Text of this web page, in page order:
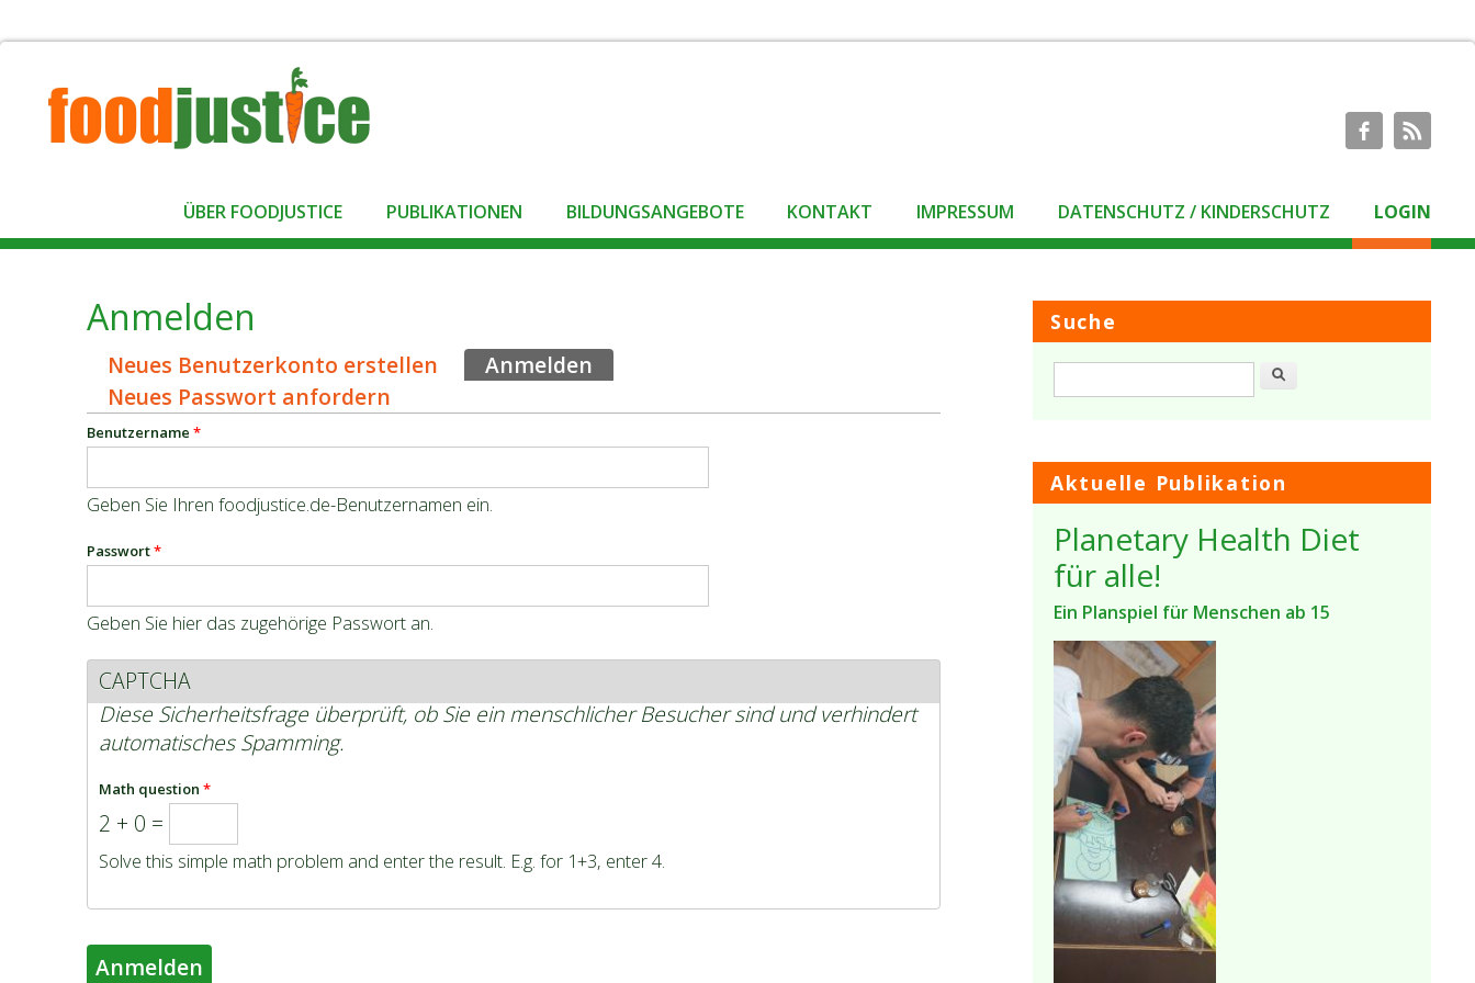
ÜBER FOODJUSTICE PUBLIKATIONEN BILDUNGSANGEBOTE KONTAKT IMPRESSUM DATENSCHUTZ / KINDERSCHUTZ LOGIN
Anmelden
Haupt-Reiter
Neues Benutzerkonto erstellen Anmelden
Neues Passwort anfordern
Benutzername *
Geben Sie Ihren foodjustice.de-Benutzernamen ein.
Passwort*
Geben Sie hier das zugehörige Passwort an.
CAPTCHA
Diese Sicherheitsfrage überprüft, ob Sie ein menschlicher Besucher sind und verhindert
automatisches Spamming.
Math question *
2 + 0 =
Solve this simple math problem and enter the result. E.g. for 1+3, enter 4.
Suche
Suche
Aktuelle Publikation
Planetary Health Diet
für alle!
Ein Planspiel für Menschen ab 15